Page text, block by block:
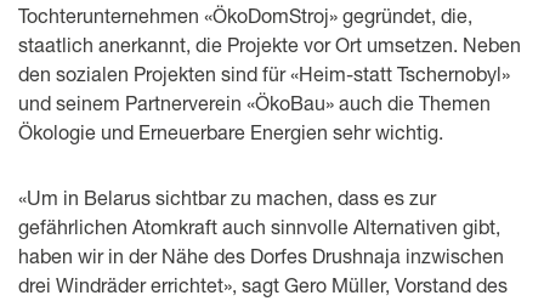
Tochterunternehmen «ÖkoDomStroj» gegründet, die,
staatlich anerkannt, die Projekte vor Ort umsetzen. Neben
den sozialen Projekten sind für «Heim-statt Tschernobyl»
und seinem Partnerverein «ÖkoBau» auch die Themen
Ökologie und Erneuerbare Energien sehr wichtig.
«Um in Belarus sichtbar zu machen, dass es zur
gefährlichen Atomkraft auch sinnvolle Alternativen gibt,
haben wir in der Nähe des Dorfes Drushnaja inzwischen
drei Windräder errichtet», sagt Gero Müller, Vorstand des